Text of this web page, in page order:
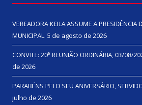
VEREADORA KEILA ASSUME A PRESIDÊNCIA
MUNICIPAL. 5 de agosto de 2026
CONVITE: 20ª REUNIÃO ORDINÁRIA, 03/08/
de 2026
PARABÉNS PELO SEU ANIVERSÁRIO,
julho de 2026